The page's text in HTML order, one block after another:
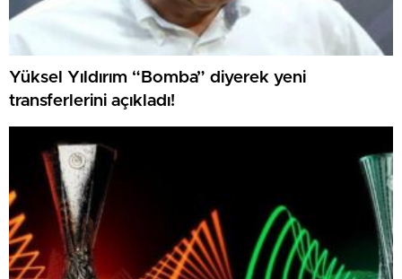
Yüksel Yıldırım “Bomba” diyerek yeni
transferlerini açıkladı!